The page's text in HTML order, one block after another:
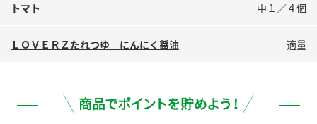
トマト 中１／４個
ＬＯＶＥＲＺたれつゆ にんにく醤油 適量